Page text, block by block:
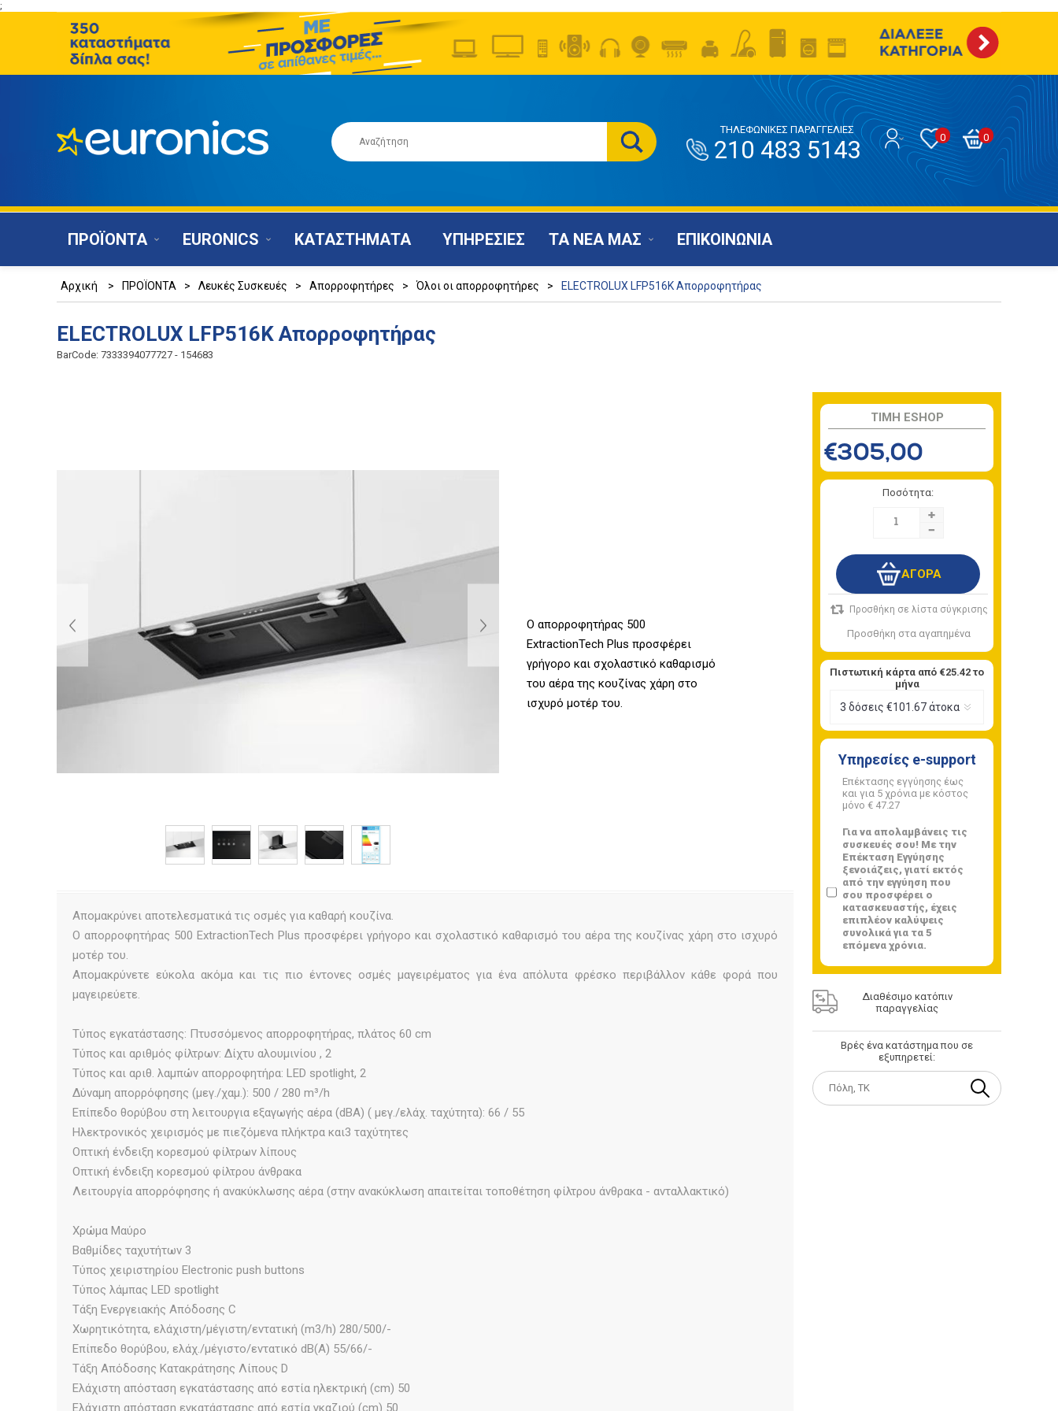
;
0
0
ΤΗΛΕΦΩΝΙΚΕΣ ΠΑΡΑΓΓΕΛΙΕΣ
210 483 5143
ΠΡΟΪΟΝΤΑ EURONICS ΚΑΤΑΣΤΗΜΑΤΑ ΥΠΗΡΕΣΙΕΣ ΤΑ ΝΕΑ ΜΑΣ ΕΠΙΚΟΙΝΩΝΙΑ
Αρχική > ΠΡΟΪΟΝΤΑ > Λευκές Συσκευές > Απορροφητήρες > Όλοι οι απορροφητήρες > ELECTROLUX LFP516K Απορροφητήρας
ELECTROLUX LFP516K Απορροφητήρας
BarCode: 7333394077727 - 154683
Ο απορροφητήρας 500
ExtractionTech Plus προσφέρει
γρήγορο και σχολαστικό καθαρισμό
του αέρα της κουζίνας χάρη στο
ισχυρό μοτέρ του.
Απομακρύνει αποτελεσματικά τις οσμές για καθαρή κουζίνα.
Ο απορροφητήρας 500 ExtractionTech Plus προσφέρει γρήγορο και σχολαστικό καθαρισμό του αέρα της κουζίνας χάρη στο ισχυρό
μοτέρ του.
Απομακρύνετε εύκολα ακόμα και τις πιο έντονες οσμές μαγειρέματος για ένα απόλυτα φρέσκο περιβάλλον κάθε φορά που
μαγειρεύετε.
Τύπος εγκατάστασης: Πτυσσόμενος απορροφητήρας, πλάτος 60 cm
Τύπος και αριθμός φίλτρων: Δίχτυ αλουμινίου , 2
Τύπος και αριθ. λαμπών απορροφητήρα: LED spotlight, 2
Δύναμη απορρόφησης (μεγ./χαμ.): 500 / 280 m³/h
Επίπεδο θορύβου στη λειτουργια εξαγωγής αέρα (dBA) ( μεγ./ελάχ. ταχύτητα): 66 / 55
Ηλεκτρονικός χειρισμός με πιεζόμενα πλήκτρα και3 ταχύτητες
Οπτική ένδειξη κορεσμού φίλτρων λίπους
Oπτική ένδειξη κορεσμού φίλτρου άνθρακα
Λειτουργία απορρόφησης ή ανακύκλωσης αέρα (στην ανακύκλωση απαιτείται τοποθέτηση φίλτρου άνθρακα - ανταλλακτικό)
Χρώμα Μαύρο
Βαθμίδες ταχυτήτων 3
Τύπος χειριστηρίου Electronic push buttons
Τύπος λάμπας LED spotlight
Τάξη Ενεργειακής Απόδοσης C
Χωρητικότητα, ελάχιστη/μέγιστη/εντατική (m3/h) 280/500/-
Επίπεδο θορύβου, ελάχ./μέγιστο/εντατικό dB(A) 55/66/-
Τάξη Απόδοσης Κατακράτησης Λίπους D
Ελάχιστη απόσταση εγκατάστασης από εστία ηλεκτρική (cm) 50
Ελάχιστη απόσταση εγκατάστασης από εστία γκαζιού (cm) 50
TIMH ESHOP
€305,00
Ποσότητα:
+
-
Πιστωτική κάρτα από €25.42 το
μήνα
Υπηρεσίες e-support
Επέκτασης εγγύησης έως
και για 5 χρόνια με κόστος
μόνο € 47.27
Για να απολαμβάνεις τις
συσκευές σου! Με την
Επέκταση Εγγύησης
ξενοιάζεις, γιατί εκτός
από την εγγύηση που
σου προσφέρει ο
κατασκευαστής, έχεις
επιπλέον καλύψεις
συνολικά για τα 5
επόμενα χρόνια.
Διαθέσιμο κατόπιν
παραγγελίας
Βρές ένα κατάστημα που σε
εξυπηρετεί: